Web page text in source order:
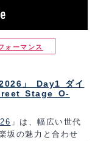
ォーマンス
2026」 Day1 ダイ
Stage O-
」は、幅広い世代
坂の魅力と合わせ